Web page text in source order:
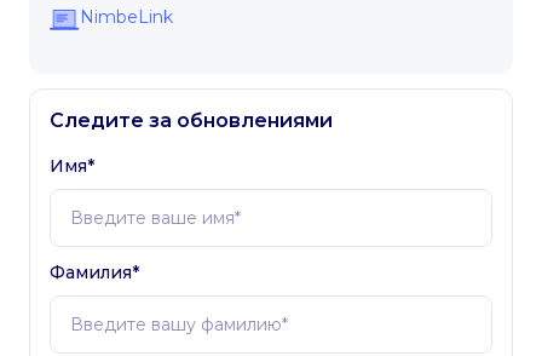
NimbeLink
Следите за обновлениями
Имя*
Фамилия*